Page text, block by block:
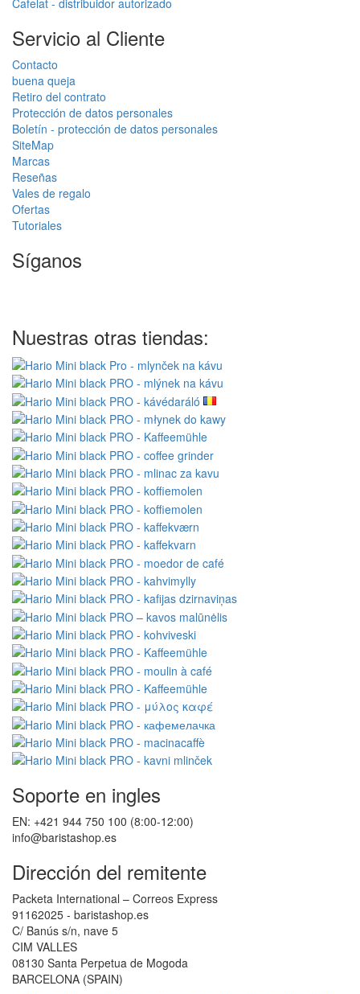
Servicio al Cliente
Contacto
buena queja
Retiro del contrato
Protección de datos personales
Boletín - protección de datos personales
SiteMap
Marcas
Reseñas
Vales de regalo
Ofertas
Tutoriales
Síganos
Nuestras otras tiendas:
Soporte en ingles
EN: +421 944 750 100 (8:00-12:00)
info@baristashop.es
Dirección del remitente
Packeta International – Correos Express
91162025 - baristashop.es
C/ Banús s/n, nave 5
CIM VALLES
08130 Santa Perpetua de Mogoda
BARCELONA (SPAIN)